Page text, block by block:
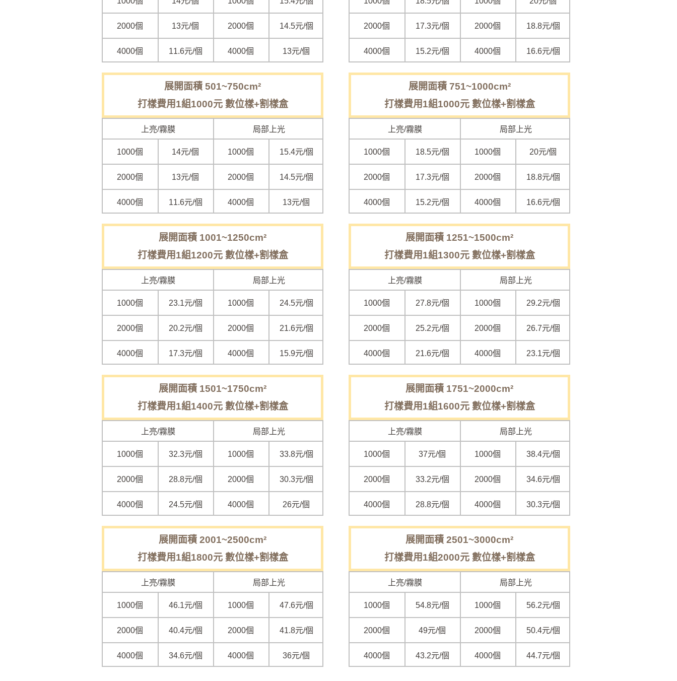
2000個 13元/個 2000個 14.5元/個
4000個 11.6元/個 4000個 13元/個
2000個 17.3元/個 2000個 18.8元/個
4000個 15.2元/個 4000個 16.6元/個
上亮/霧膜 局部上光
展開面積 501~750cm²
打樣費用1組1000元 數位樣+割樣盒
1000個 14元/個 1000個 15.4元/個
2000個 13元/個 2000個 14.5元/個
4000個 11.6元/個 4000個 13元/個
上亮/霧膜 局部上光
展開面積 751~1000cm²
打樣費用1組1000元 數位樣+割樣盒
1000個 18.5元/個 1000個 20元/個
2000個 17.3元/個 2000個 18.8元/個
4000個 15.2元/個 4000個 16.6元/個
上亮/霧膜 局部上光
展開面積 1001~1250cm²
打樣費用1組1200元 數位樣+割樣盒
1000個 23.1元/個 1000個 24.5元/個
2000個 20.2元/個 2000個 21.6元/個
4000個 17.3元/個 4000個 15.9元/個
上亮/霧膜 局部上光
展開面積 1251~1500cm²
打樣費用1組1300元 數位樣+割樣盒
1000個 27.8元/個 1000個 29.2元/個
2000個 25.2元/個 2000個 26.7元/個
4000個 21.6元/個 4000個 23.1元/個
上亮/霧膜 局部上光
展開面積 1501~1750cm²
打樣費用1組1400元 數位樣+割樣盒
1000個 32.3元/個 1000個 33.8元/個
2000個 28.8元/個 2000個 30.3元/個
4000個 24.5元/個 4000個 26元/個
上亮/霧膜 局部上光
展開面積 1751~2000cm²
打樣費用1組1600元 數位樣+割樣盒
1000個 37元/個 1000個 38.4元/個
2000個 33.2元/個 2000個 34.6元/個
4000個 28.8元/個 4000個 30.3元/個
上亮/霧膜 局部上光
展開面積 2001~2500cm²
打樣費用1組1800元 數位樣+割樣盒
1000個 46.1元/個 1000個 47.6元/個
2000個 40.4元/個 2000個 41.8元/個
4000個 34.6元/個 4000個 36元/個
上亮/霧膜 局部上光
展開面積 2501~3000cm²
打樣費用1組2000元 數位樣+割樣盒
1000個 54.8元/個 1000個 56.2元/個
2000個 49元/個 2000個 50.4元/個
4000個 43.2元/個 4000個 44.7元/個